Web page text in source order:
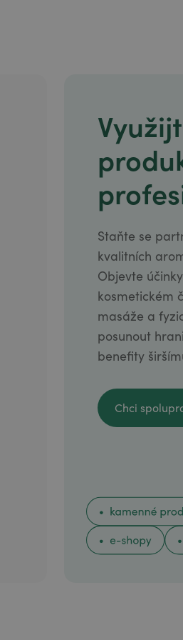
Staňte se
kvalitních
Objevte
kosmetickém
masáže a
posunout
benefity
Chci
Chci